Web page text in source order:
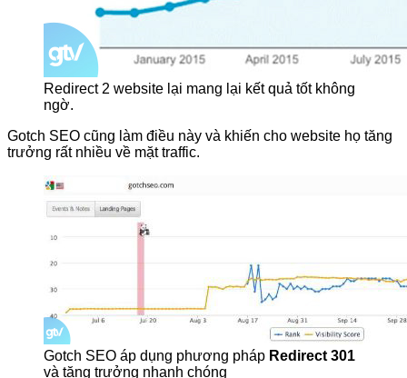
Redirect 2 website lại mang lại kết quả tốt không
ngờ.
Gotch SEO cũng làm điều này và khiến cho website họ tăng
trưởng rất nhiều về mặt traffic.
Gotch SEO áp dụng phương pháp Redirect 301
và tăng trưởng nhanh chóng